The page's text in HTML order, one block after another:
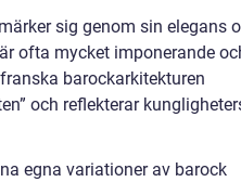
sig genom sin elegans
ofta mycket imponerande
barockarkitekturen
och reflekterar
egna variationer av barock